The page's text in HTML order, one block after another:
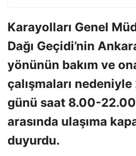
Karayolları Genel
Dağı Geçidi’nin
yönünün bakım ve
çalışmaları nedeniyle
günü saat 8.00-
arasında ulaşıma
duyurdu.